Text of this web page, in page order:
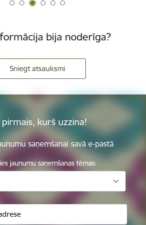
bija noderīga?
Sniegt atsauksmi
pirmais, kurš uzzina!
saņemšanai savā e-pastā
jaunumu saņemšanas tēmas: